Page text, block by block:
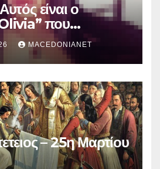
είναι ο
που
για τον θάνατο της
MACEDONIANET
– 25η Μαρτίου